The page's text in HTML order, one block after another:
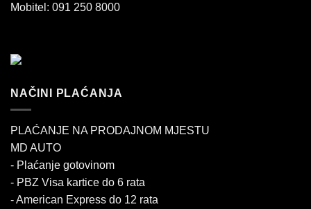
Mobitel: 091 250 8000
NAČINI PLAĆANJA
PLAĆANJE NA PRODAJNOM MJESTU
MD AUTO
- Plaćanje gotovinom
- PBZ Visa kartice do 6 rata
- American Express do 12 rata